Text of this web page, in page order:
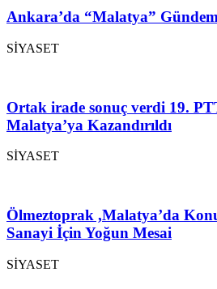
Ankara’da “Malatya”
SİYASET
Ortak irade sonuç verdi 19.
Malatya’ya Kazandırıldı
SİYASET
Ölmeztoprak ,Malatya’da
Sanayi İçin Yoğun Mesai
SİYASET